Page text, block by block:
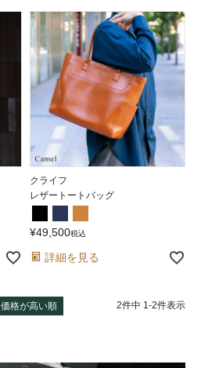
クライフ
レザートートバッグ
¥49,500税込
詳細を見る
価格が高い順 2件中 1-2件表示